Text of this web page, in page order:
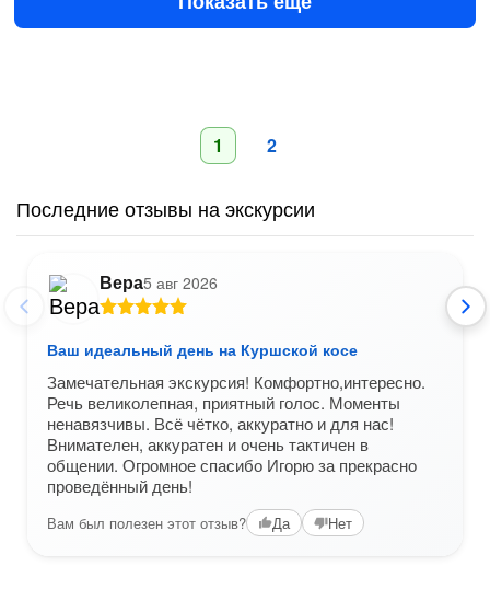
1 2
Последние отзывы на экскурсии
Вера5 авг 2026
Ваш идеальный день на Куршской косе
Замечательная экскурсия! Комфортно,интересно.
Речь великолепная, приятный голос. Моменты
ненавязчивы. Всё чётко, аккуратно и для нас!
Внимателен, аккуратен и очень тактичен в
общении. Огромное спасибо Игорю за прекрасно
проведённый день!
Вам был полезен этот отзыв? Да Нет